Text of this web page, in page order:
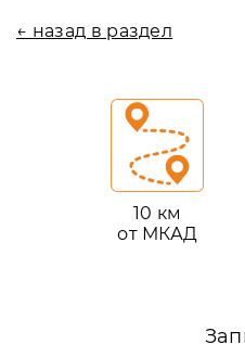
← назад в раздел
10 км
от МКАД